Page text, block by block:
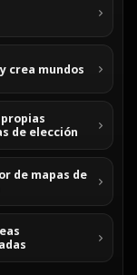
crea mundos
de elección
de mapas de